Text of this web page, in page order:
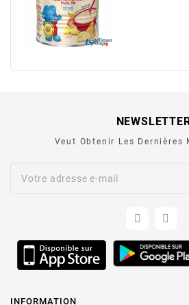
Veut Obtenir Les Dernières
INFORMATION